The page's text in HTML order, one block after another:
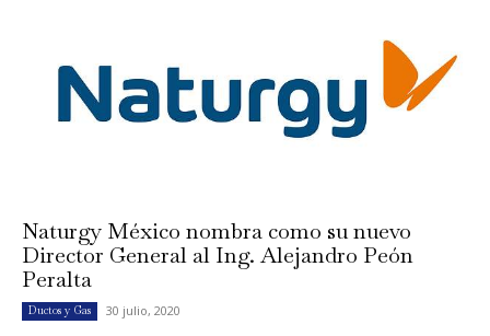
Naturgy México nombra como su nuevo
Director General al Ing. Alejandro Peón
Peralta
Ductos y Gas 30 julio, 2020